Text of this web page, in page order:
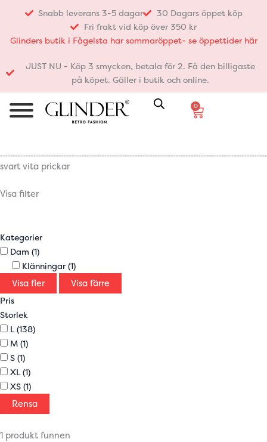
innehåll
Snabb leverans 3-5 dagar
30 Dagars öppet köp
Fri frakt vid köp över 350 kr
Glinders butik i Fågelsta har sommaröppet- se öppettider här
JUST NU - Köp 3 smycken, betala för 2. Få den billigaste
på köpet. Gäller i butik och online.
0
Varukorg
svart vita prickar
Visa filter
Kategorier
Dam (1)
Klänningar (1)
Visa fler Visa färre
Pris
Storlek
L (138)
M (1)
S (1)
XL (1)
XS (1)
Rensa
1 produkt funnen